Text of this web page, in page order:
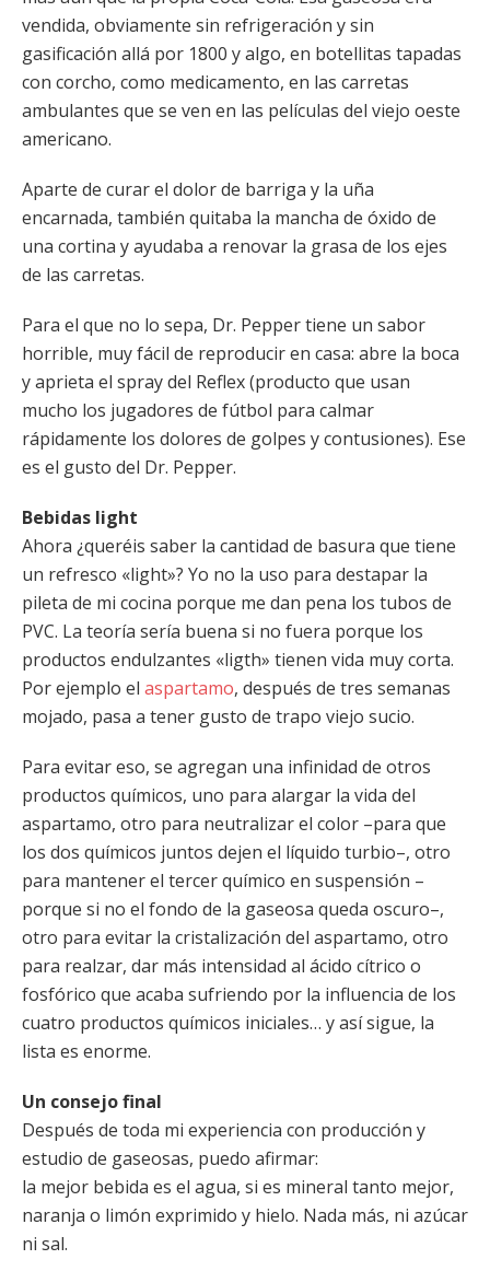
vendida, obviamente sin refrigeración y sin
gasificación allá por 1800 y algo, en botellitas tapadas
con corcho, como medicamento, en las carretas
ambulantes que se ven en las películas del viejo oeste
americano.
Aparte de curar el dolor de barriga y la uña
encarnada, también quitaba la mancha de óxido de
una cortina y ayudaba a renovar la grasa de los ejes
de las carretas.
Para el que no lo sepa, Dr. Pepper tiene un sabor
horrible, muy fácil de reproducir en casa: abre la boca
y aprieta el spray del Reflex (producto que usan
mucho los jugadores de fútbol para calmar
rápidamente los dolores de golpes y contusiones). Ese
es el gusto del Dr. Pepper.
Bebidas light
Ahora ¿queréis saber la cantidad de basura que tiene
un refresco «light»? Yo no la uso para destapar la
pileta de mi cocina porque me dan pena los tubos de
PVC. La teoría sería buena si no fuera porque los
productos endulzantes «ligth» tienen vida muy corta.
Por ejemplo el aspartamo, después de tres semanas
mojado, pasa a tener gusto de trapo viejo sucio.
Para evitar eso, se agregan una infinidad de otros
productos químicos, uno para alargar la vida del
aspartamo, otro para neutralizar el color –para que
los dos químicos juntos dejen el líquido turbio–, otro
para mantener el tercer químico en suspensión –
porque si no el fondo de la gaseosa queda oscuro–,
otro para evitar la cristalización del aspartamo, otro
para realzar, dar más intensidad al ácido cítrico o
fosfórico que acaba sufriendo por la influencia de los
cuatro productos químicos iniciales… y así sigue, la
lista es enorme.
Un consejo final
Después de toda mi experiencia con producción y
estudio de gaseosas, puedo afirmar:
la mejor bebida es el agua, si es mineral tanto mejor,
naranja o limón exprimido y hielo. Nada más, ni azúcar
ni sal.